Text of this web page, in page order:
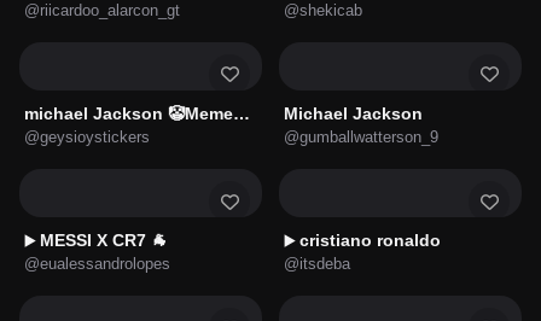
@riicardoo_alarcon_gt @shekicab
michael Jackson 🤡Memes 🔥
@geysioystickers
Michael Jackson
@gumballwatterson_9
▶️ MESSI X CR7 🐐
@eualessandrolopes
▶️ cristiano ronaldo
@itsdeba